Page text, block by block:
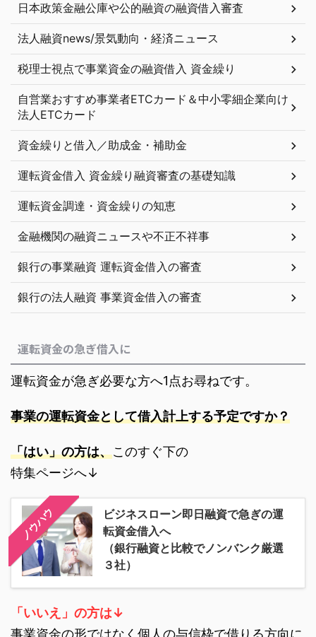
日本政策金融公庫や公的融資の融資借入審査
法人融資news/景気動向・経済ニュース
税理士視点で事業資金の融資借入 資金繰り
自営業おすすめ事業者ETCカード＆中小零細企業向け
法人ETCカード
資金繰りと借入／助成金・補助金
運転資金借入 資金繰り融資審査の基礎知識
運転資金調達・資金繰りの知恵
金融機関の融資ニュースや不正不祥事
銀行の事業融資 運転資金借入の審査
銀行の法人融資 事業資金借入の審査
運転資金の急ぎ借入に
運転資金が急ぎ必要な方へ1点お尋ねです。
事業の運転資金として借入計上する予定ですか？
「はい」の方は、このすぐ下の
特集ページへ↓
ノウハウ
ビジネスローン即日融資で急ぎの運
転資金借入へ
（銀行融資と比較でノンバンク厳選
３社）
「いいえ」の方は↓
事業資金の形ではなく個人の与信枠で借りる方向に